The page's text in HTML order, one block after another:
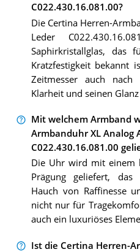
C022.430.16.081.00?
Die Certina Herren-
Leder
Saphirkristallglas, das
Kratzfestigkeit bekannt
Zeitmesser auch nach
Klarheit und seinen
Mit welchem Armband
Armbanduhr XL Analog
C022.430.16.081.00
Die Uhr wird mit einem
Prägung geliefert, das
Hauch von Raffinesse
nicht nur für
auch ein luxuriöses
Ist die Certina Herren-